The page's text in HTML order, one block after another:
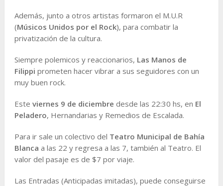
Además, junto a otros artistas formaron el M.U.R
(Músicos Unidos por el Rock), para combatir la
privatización de la cultura.
Siempre polemicos y reaccionarios, Las Manos de
Filippi prometen hacer vibrar a sus seguidores con un
muy buen rock.
Este viernes 9 de diciembre desde las 22:30 hs, en El
Peladero, Hernandarias y Remedios de Escalada.
Para ir sale un colectivo del Teatro Municipal de Bahía
Blanca a las 22 y regresa a las 7, también al Teatro. El
valor del pasaje es de $7 por viaje.
Las Entradas (Anticipadas imitadas), puede conseguirse